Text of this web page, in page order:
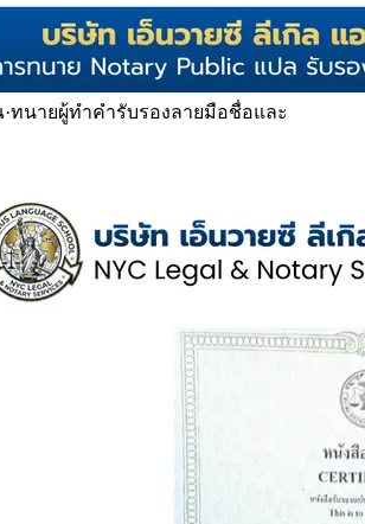
·ทนายผู้ทำคำรับรองลายมือชื่อและ